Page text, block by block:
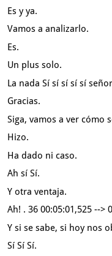
Es y ya.
Vamos a analizarlo.
Es.
Un plus solo.
La nada Sí sí sí sí sí
Gracias.
Siga, vamos a ver cómo
Hizo.
Ha dado ni caso.
Ah sí Sí.
Y otra ventaja.
Ah! . 36 00:05:01,525 -->
Y si se sabe, si hoy nos
Sí Sí Sí.